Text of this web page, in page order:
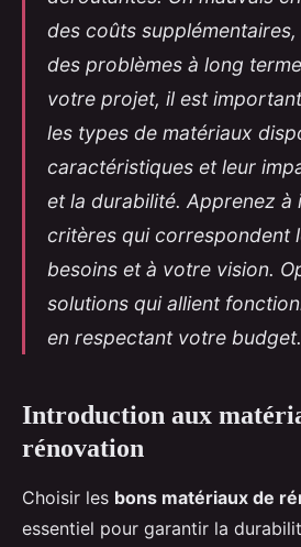
des coûts
des problèmes à long
votre projet, il est
les types de matériaux
caractéristiques et leur
et la durabilité. Apprenez à
critères qui correspondent
besoins et à votre vision.
solutions qui allient
en respectant votre budget.
Introduction aux
rénovation
Choisir les bons matériaux de
essentiel pour garantir la